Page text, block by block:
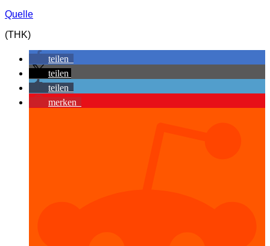
Quelle
(THK)
teilen
teilen
teilen
merken